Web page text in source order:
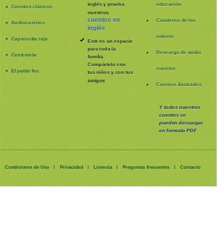
Cuentos clásicos
Audiocuentos
Caperucita roja
Cenicienta
El patito feo
inglés y prueba
nuestros
cuentos en
inglés
Este es un espacio
para toda la
familia.
Compártelo con
tus niños y con tus
amigos
educación
Cuaderno de los
valores
Descarga de audio
cuentos
Cuentos ilustrados
Y todos nuestros
cuentos se
puedendescargar
en formato PDF
Condiciones de Uso | Privacidad | Licencia | Preguntas frecuentes | Contacto